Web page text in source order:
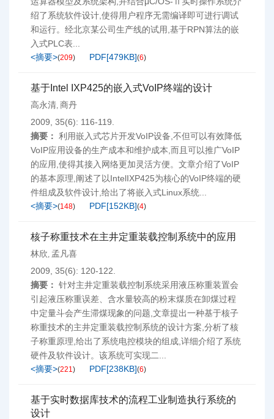
绍了系统软件设计,使得用户程序无需编译即可进行调试
和运行。经北京某公司生产线的试用,基于RPN算法的嵌
入式PLC表...
<摘要>(209) PDF[479KB](6)
基于Intel IXP425的嵌入式VoIP终端的设计
高永清, 商丹
2009, 35(6): 116-119.
摘要： 利用嵌入式芯片开发VoIP设备,不但可以有效降低
VoIP应用设备的生产成本和维护成本,而且可以推广VoIP
的应用,使得其接入网络更加灵活方便。文章介绍了VoIP
的基本原理,阐述了以IntelIXP425为核心的VoIP终端的硬
件组成及软件设计,给出了将嵌入式Linux系统...
<摘要>(148) PDF[152KB](4)
核子称重技术在主井定重装载控制系统中的应用
林欣, 孟凡喜
2009, 35(6): 120-122.
摘要： 针对主井定重装载控制系统采用液压称重装置会
引起液压称重误差、含水量较高的粉末煤质在卸煤过程
中定量斗会产生滞煤现象的问题,文章提出一种基于核子
称重技术的主井定重装载控制系统的设计方案,分析了核
子称重原理,给出了系统电控模块的组成,详细介绍了系统
硬件及软件设计。该系统可实现二...
<摘要>(221) PDF[238KB](6)
基于实时数据库技术的流程工业制造执行系统的
设计